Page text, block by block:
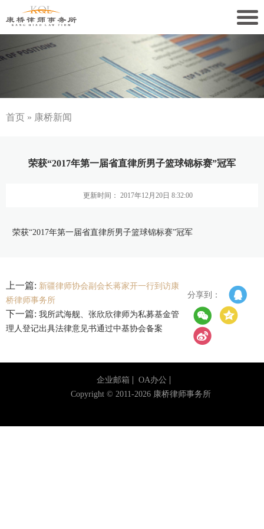
关于康桥
康桥文化
康桥党建
业务领域
社会责任
康桥出版
首页 » 康桥新闻
荣获“2017年第一届省直律所男子篮球锦标赛”冠军
更新时间： 2017年12月20日 8:32:00
荣获“2017年第一届省直律所男子篮球锦标赛”冠军
上一篇: 新疆律师协会副会长蒋家开一行到访康
桥律师事务所
下一篇: 我所武海舰、张欣欣律师为私募基金管
理人登记出具法律意见书通过中基协会备案
分享到：
企业邮箱
OA办公
Copyright © 2011-2026 康桥律师事务所